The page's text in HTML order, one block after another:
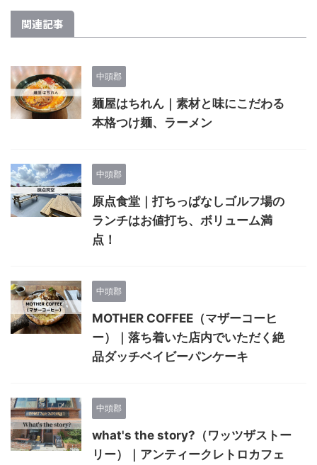
関連記事
中頭郡
麺屋はちれん｜素材と味にこだわる
本格つけ麺、ラーメン
中頭郡
原点食堂｜打ちっぱなしゴルフ場の
ランチはお値打ち、ボリューム満
点！
中頭郡
MOTHER COFFEE（マザーコーヒ
ー）｜落ち着いた店内でいただく絶
品ダッチベイビーパンケーキ
中頭郡
what's the story?（ワッツザストー
リー）｜アンティークレトロカフェ